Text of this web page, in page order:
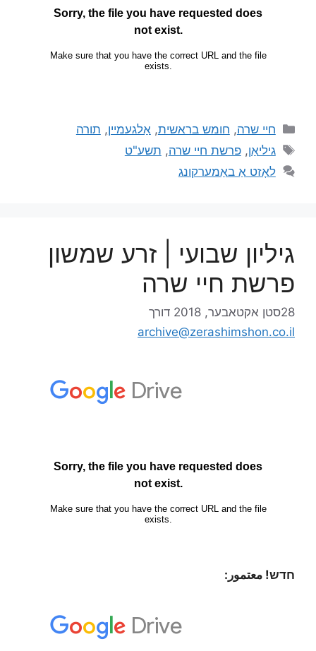
חיי שרה, חומש בראשית, אַלגעמיין, תורה
גיליאַן,פרשת חיי שרה, תשע"ט
לאָזט אַ באַמערקונג
גיליון שבועי | זרע שמשון
פרשת חיי שרה
28סטן אקטאבער, 2018
דורך
archive@zerashimshon.co.il
חדש! معتمور: